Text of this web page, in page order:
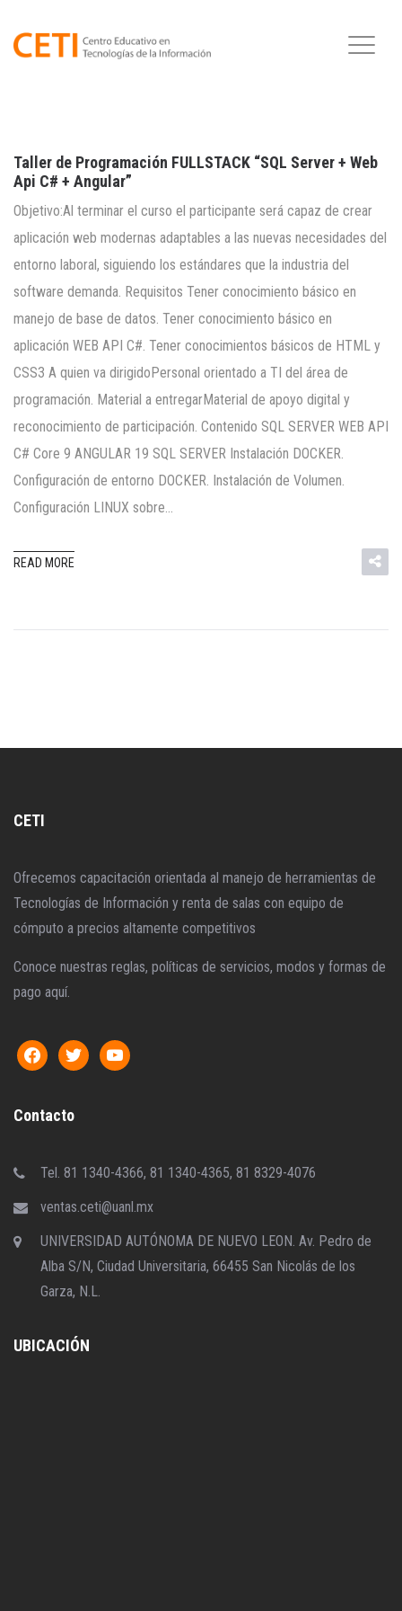
Taller de Programación FULLSTACK “SQL Server + Web
Api C# + Angular”
Objetivo:Al terminar el curso el participante será capaz de crear
aplicación web modernas adaptables a las nuevas necesidades del
entorno laboral, siguiendo los estándares que la industria del
software demanda. Requisitos Tener conocimiento básico en
manejo de base de datos. Tener conocimiento básico en
aplicación WEB API C#. Tener conocimientos básicos de HTML y
CSS3 A quien va dirigidoPersonal orientado a TI del área de
programación. Material a entregarMaterial de apoyo digital y
reconocimiento de participación. Contenido SQL SERVER WEB API
C# Core 9 ANGULAR 19 SQL SERVER Instalación DOCKER.
Configuración de entorno DOCKER. Instalación de Volumen.
Configuración LINUX sobre…
READ MORE
CETI
Ofrecemos capacitación orientada al manejo de herramientas de
Tecnologías de Información y renta de salas con equipo de
cómputo a precios altamente competitivos
Conoce nuestras reglas, políticas de servicios, modos y formas de
pago aquí.
Contacto
Tel. 81 1340-4366, 81 1340-4365, 81 8329-4076
ventas.ceti@uanl.mx
UNIVERSIDAD AUTÓNOMA DE NUEVO LEON. Av. Pedro de
Alba S/N, Ciudad Universitaria, 66455 San Nicolás de los
Garza, N.L.
UBICACIÓN